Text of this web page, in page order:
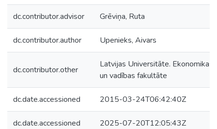
dc.contributor.advisor Grēviņa, Ruta
dc.contributor.author Upenieks, Aivars
dc.contributor.other
Latvijas Universitāte. Ekonomikas
un vadības fakultāte
dc.date.accessioned 2015-03-24T06:42:40Z
dc.date.accessioned 2025-07-20T12:05:43Z